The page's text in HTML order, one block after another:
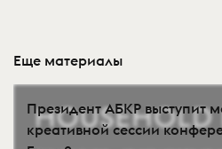
Еще материалы
Президент АБКР выступит
креативной сессии